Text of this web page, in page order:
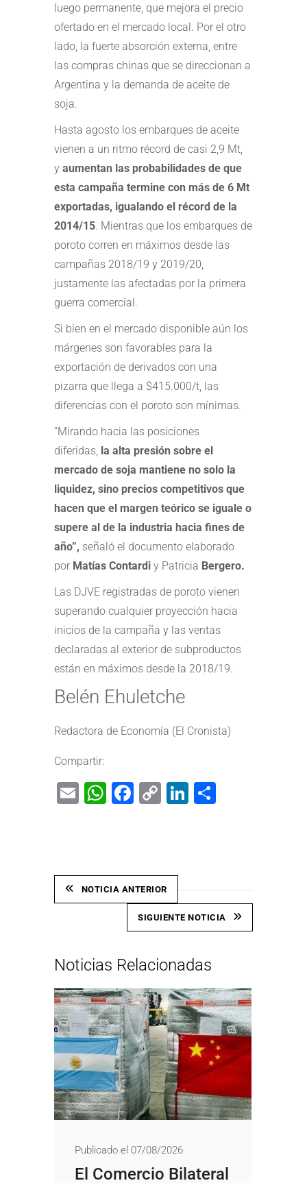
luego permanente, que mejora el precio
ofertado en el mercado local. Por el otro
lado, la fuerte absorción externa, entre
las compras chinas que se direccionan a
Argentina y la demanda de aceite de
soja.
Hasta agosto los embarques de aceite
vienen a un ritmo récord de casi 2,9 Mt,
y aumentan las probabilidades de que
esta campaña termine con más de 6 Mt
exportadas, igualando el récord de la
2014/15. Mientras que los embarques de
poroto corren en máximos desde las
campañas 2018/19 y 2019/20,
justamente las afectadas por la primera
guerra comercial.
Si bien en el mercado disponible aún los
márgenes son favorables para la
exportación de derivados con una
pizarra que llega a $415.000/t, las
diferencias con el poroto son mínimas.
“Mirando hacia las posiciones
diferidas, la alta presión sobre el
mercado de soja mantiene no solo la
liquidez, sino precios competitivos que
hacen que el margen teórico se iguale o
supere al de la industria hacia fines de
año”, señaló el documento elaborado
por Matías Contardi y Patricia Bergero.
Las DJVE registradas de poroto vienen
superando cualquier proyección hacia
inicios de la campaña y las ventas
declaradas al exterior de subproductos
están en máximos desde la 2018/19.
Belén Ehuletche
Redactora de Economía (El Cronista)
Compartir:
EmailWhatsApp
Facebook
CopyLinkedIn
NOTICIA ANTERIOR
SIGUIENTE NOTICIA
Noticias Relacionadas
Publicado el 07/08/2026
El Comercio Bilateral